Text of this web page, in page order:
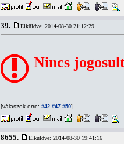
39. Elküldve: 2014-08-30 21:12:29
Nincs
[válaszok erre: #42 #47 #50]
8655. Elküldve: 2014-08-30 19:41:16